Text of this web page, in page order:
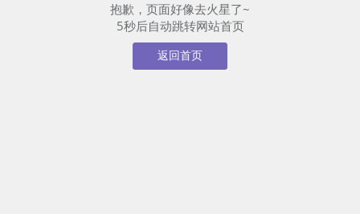
抱歉，页面好像去火星了~
5秒后自动跳转网站首页
返回首页